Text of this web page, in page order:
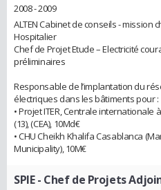
2008 - 2009
ALTEN Cabinet de conseils - mission
Hospitalier
Chef de Projet Etude – Electricité
préliminaires
Responsable de l’implantation du
électriques dans les bâtiments pour :
• Projet ITER, Centrale
(13), (CEA), 10Md€
• CHU Cheikh Khalifa Casablanca
Municipality), 10M€
SPIE- Chef de Projets